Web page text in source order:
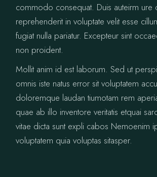
commodo consequat. Duis auteirm ure
reprehenderit in voluptate velit esse
fugiat nulla pariatur. Excepteur sint
non proident.
Mollit anim id est laborum. Sed ut
omnis iste natus error sit voluptatem
doloremque laudan tiumotam rem
quae ab illo inventore veritatis etquai
vitae dicta sunt expli cabos Nemoenim
voluptatem quia voluptas sitasper.